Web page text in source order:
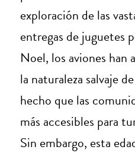
exploración de las
entregas de juguetes
Noel, los aviones han
la naturaleza salvaje
hecho que las
más accesibles para
Sin embargo, esta